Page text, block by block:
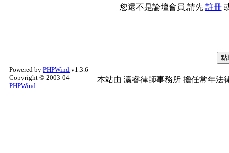
您還不是論壇會員,請先 註冊
Powered by PHPWind v1.3.6
Copyright © 2003-04
PHPWind
本站由 瀛睿律師事務所 擔任常年法